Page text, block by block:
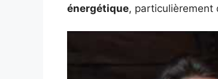
énergétique, particulièrement